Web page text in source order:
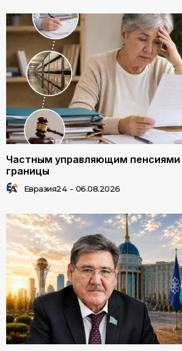
Частным управляющим
границы
Евразия24 - 06.08.2026